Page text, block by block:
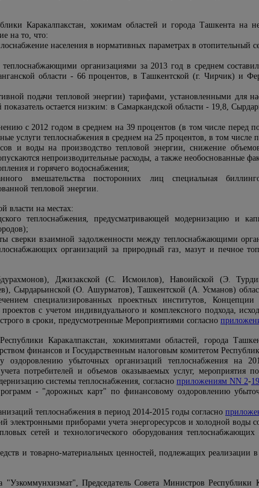
Каракалпакстан, хокимам областей и города Ташкента на
на то, что:
населения в нормативных параметрах в отопительный
теплоснабжающими организациями за 2013 год в среднем
области - 66 процентов, в Ташкентской (г. Чирчик) и
подачи тепловой энергии) тарифами, установленными для
остается низким: в Самаркандской области - 19,8,
с 2012 годом в среднем на 39 процентов (в том числе перед
услуги теплоснабжения в среднем на 25 процентов, в том числе
и воды на производство тепловой энергии, снижение
непроизводительные расходы, а также необоснованные
и горячего водоснабжения;
вмешательства посторонних лиц специальная
тепловой энергии.
власти на местах:
теплоснабжения, предусматривающей модернизацию и
сверки взаимной задолженности между теплоснабжающими
организаций за природный газ, мазут и печное
Джизакской (С. Исмоилов), Навоийской (Э.
Сырдарьинской (О. Ашурматов), Ташкентской (А. Усманов)
специализированных проектных институтов,
с учетом индивидуального и комплексного подхода,
в сроки, предусмотренные Мероприятиями согласно
Каракалпакстан, хокимиятами областей, города
финансов и Государственным налоговым комитетом
убыточных организаций теплоснабжения на
потребителей и объемов оказываемых услуг, мероприятия
системы теплоснабжения, согласно приложениям NN 2-19
- "дорожных карт" по финансовому оздоровлению
теплоснабжения в период 2014-2015 годы согласно
электронными приборами учета энергоресурсов и холодной воды
сетей и технологического оборудования
и товарно-материальных ценностей, подлежащих реализации
"Узкоммунхизмат", Председатель Совета Министров Республики